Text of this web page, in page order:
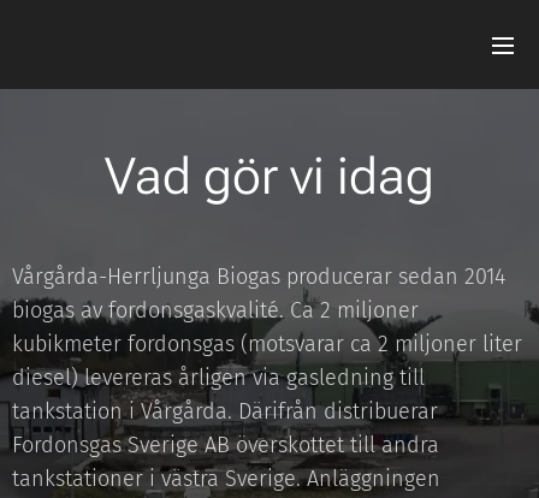
Vad gör vi idag
Vårgårda-Herrljunga Biogas producerar sedan 2014
biogas av fordonsgaskvalité. Ca 2 miljoner
kubikmeter fordonsgas (motsvarar ca 2 miljoner liter
diesel) levereras årligen via gasledning till
tankstation i Vårgårda. Därifrån distribuerar
Fordonsgas Sverige AB överskottet till andra
tankstationer i västra Sverige. Anläggningen